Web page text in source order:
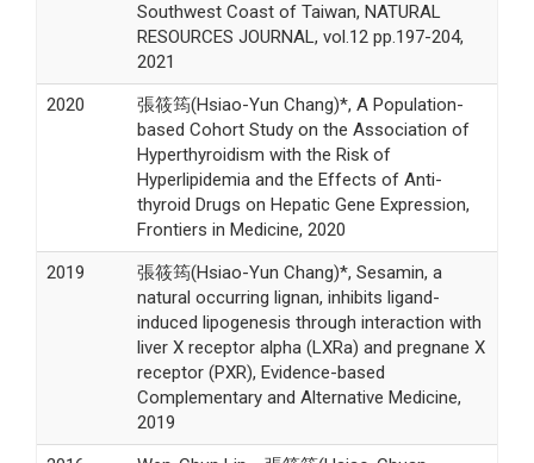
Southwest Coast of Taiwan, NATURAL
RESOURCES JOURNAL, vol.12 pp.197-204,
2021
2020
張筱筠(Hsiao-Yun Chang)*, A Population-
based Cohort Study on the Association of
Hyperthyroidism with the Risk of
Hyperlipidemia and the Effects of Anti-
thyroid Drugs on Hepatic Gene Expression,
Frontiers in Medicine, 2020
2019
張筱筠(Hsiao-Yun Chang)*, Sesamin, a
natural occurring lignan, inhibits ligand-
induced lipogenesis through interaction with
liver X receptor alpha (LXRa) and pregnane X
receptor (PXR), Evidence-based
Complementary and Alternative Medicine,
2019